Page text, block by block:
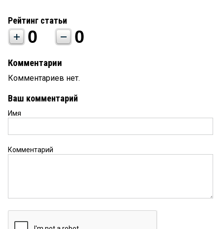
Рейтинг статьи
0 0
Комментарии
Комментариев нет.
Ваш комментарий
Имя
Комментарий